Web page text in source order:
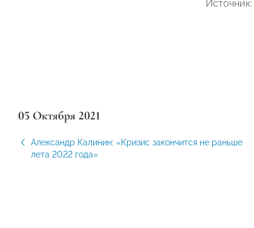
Источник:
05 Октября 2021
Александр Калинин: «Кризис закончится не раньше
лета 2022 года»